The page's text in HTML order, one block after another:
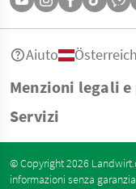
Menzioni legali
Servizi
Aiuto
© Copyright 2026
informazioni senza